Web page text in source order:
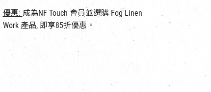
優惠: 成為NF Touch 會員並選購 Fog Linen
Work 產品, 即享85折優惠。